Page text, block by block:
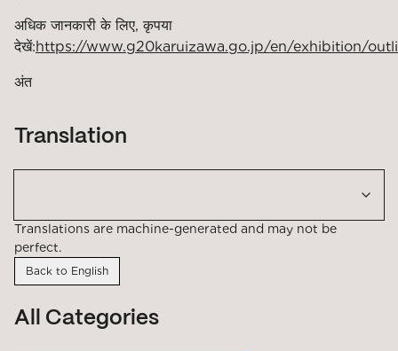
अधिक जानकारी के लिए, कृपया
देखें:https://www.g20karuizawa.go.jp/en/exhibition/
अंत
Translation
Translations are machine-generated and may not be
perfect.
Back to English
All Categories